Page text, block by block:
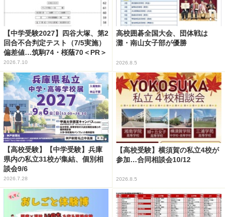
【中学受験2027】四谷大塚、第2
回合不合判定テスト（7/5実施）
偏差値…筑駒74・桜蔭70＜PR＞
2026.7.10
高校囲碁全国大会、団体戦は
灘・南山女子部が優勝
2026.8.5
【高校受験】【中学受験】兵庫
県内の私立31校が集結、個別相
談会9/6
2026.7.28
【高校受験】横須賀の私立4校が
参加…合同相談会10/12
2026.8.5